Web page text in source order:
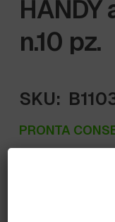
n.10 pz.
SKU:
PRONTA